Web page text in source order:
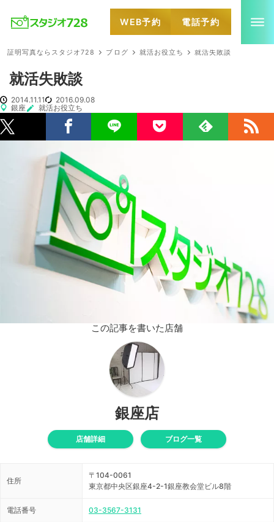
WEB予約 電話予約
証明写真ならスタジオ728 ブログ 就活お役立ち 就活失敗談
就活失敗談
2014.11.11
2016.09.08
銀座
就活お役立ち
この記事を書いた店舗
銀座店
店舗詳細 ブログ一覧
住所
〒104-0061
東京都中央区銀座4-2-1銀座教会堂ビル8階
電話番号 03-3567-3131